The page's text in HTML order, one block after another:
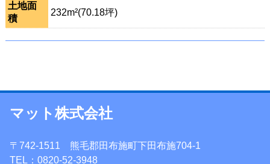
土地面
積
232m²(70.18坪)
マット株式会社
〒742-1511 熊毛郡田布施町下田布施704-1
TEL：0820-52-3948